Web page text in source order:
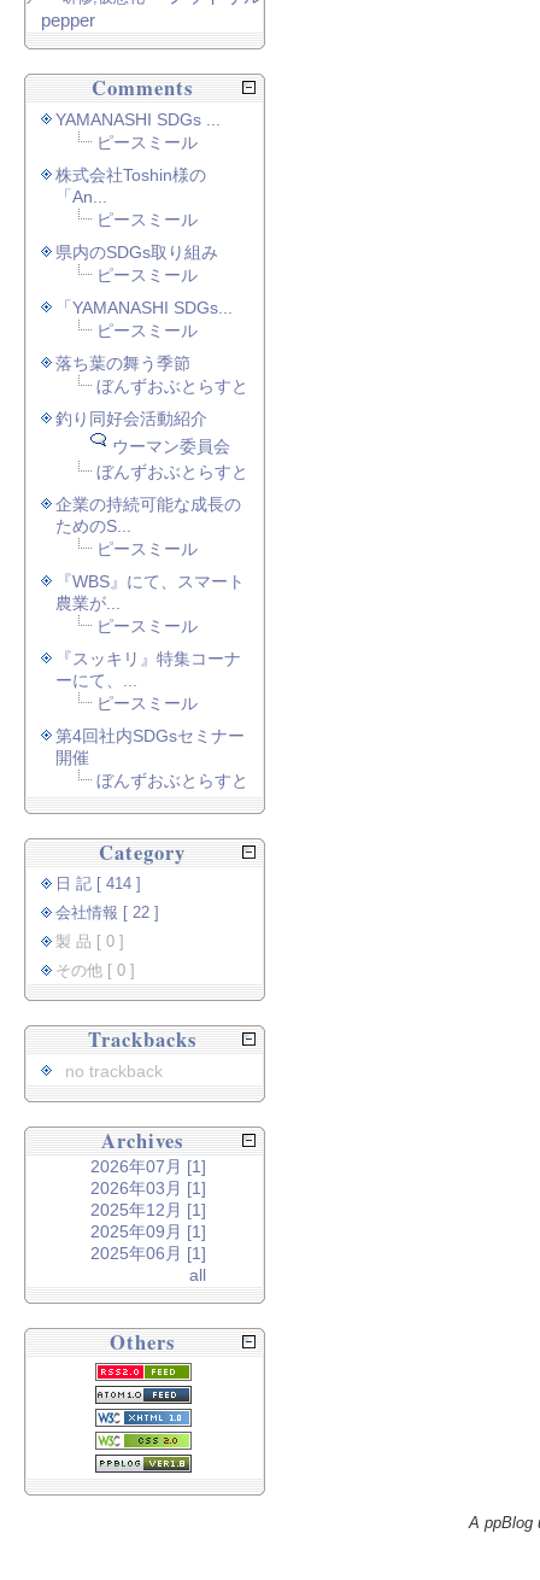
pepper
Comments
YAMANASHI SDGs ...
ピースミール
株式会社Toshin様の
「An...
ピースミール
県内のSDGs取り組み
ピースミール
「YAMANASHI SDGs...
ピースミール
落ち葉の舞う季節
ぼんずおぶとらすと
釣り同好会活動紹介
ウーマン委員会
ぼんずおぶとらすと
企業の持続可能な成長の
ためのS...
ピースミール
『WBS』にて、スマート
農業が...
ピースミール
『スッキリ』特集コーナ
ーにて、...
ピースミール
第4回社内SDGsセミナー
開催
ぼんずおぶとらすと
Category
日 記 [ 414 ]
会社情報 [ 22 ]
製 品 [ 0 ]
その他 [ 0 ]
Trackbacks
no trackback
Archives
2026年07月 [1]
2026年03月 [1]
2025年12月 [1]
2025年09月 [1]
2025年06月 [1]
all
Others
A ppBlog